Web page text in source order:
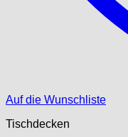
Auf die Wunschliste
Tischdecken